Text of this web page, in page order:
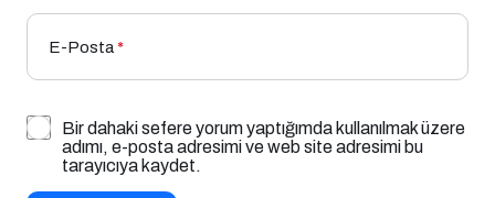
E-Posta*
Bir dahaki sefere yorum yaptığımda kullanılmak üzere
adımı, e-posta adresimi ve web site adresimi bu
tarayıcıya kaydet.